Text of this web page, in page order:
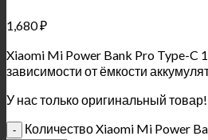
1,680₽
Xiaomi Mi Power Bank Pro Type-C
зависимости от ёмкости
У нас только оригинальный
Количество Xiaomi Mi Power